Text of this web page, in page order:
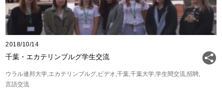
2018/10/14
千葉・エカテリンブルグ学生交流
ウラル連邦大学 エカテリンブルグ ビデオ 千葉 千葉大学 学生間交流 招聘
言語交流